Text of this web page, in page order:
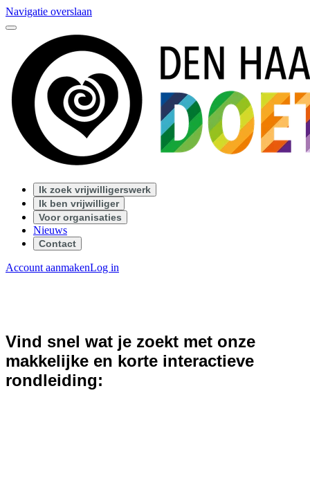
Navigatie overslaan
Ik zoek vrijwilligerswerk
Ik ben vrijwilliger
Voor organisaties
Nieuws
Contact
Account aanmakenLog in
Vind snel wat je zoekt met onze
makkelijke en korte interactieve
rondleiding: